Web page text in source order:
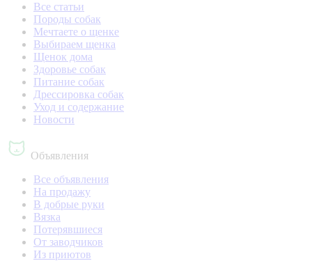
Все статьи
Породы собак
Мечтаете о щенке
Выбираем щенка
Щенок дома
Здоровье собак
Питание собак
Дрессировка собак
Уход и содержание
Новости
Объявления
Все объявления
На продажу
В добрые руки
Вязка
Потерявшиеся
От заводчиков
Из приютов